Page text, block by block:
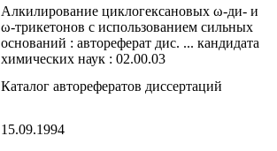
Алкилирование циклогексановых ω-ди- и
ω-трикетонов с использованием сильных
оснований : автореферат дис. ... кандидата
химических наук : 02.00.03
Каталог авторефератов диссертаций
15.09.1994